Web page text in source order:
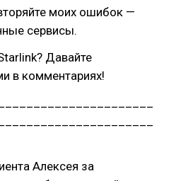
моих ошибок —
сервисы.
Давайте
в комментариях!
Алексея за